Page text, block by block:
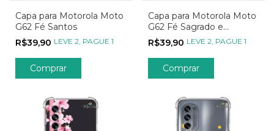
Capa para Motorola Moto
G62 Fé Santos
R$39,90 LEVE 2, PAGUE 1
Comprar
Capa para Motorola Moto
G62 Fé Sagrado e
Imaculado Coração
R$39,90 LEVE 2, PAGUE 1
Comprar